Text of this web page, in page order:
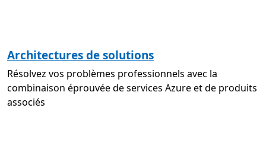
Architectures de solutions
Résolvez vos problèmes professionnels avec la
combinaison éprouvée de services Azure et de produits
associés